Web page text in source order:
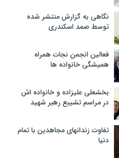
نگاهی به گزارش منتشر شده
توسط صمد اسکندری
فعالین انجمن نجات همراه
همیشگی خانواده ها
بخشعلی علیزاده و خانواده اش
در مراسم تشییع رهبر شهید
تفاوت زندانهای مجاهدین با تمام
دنیا